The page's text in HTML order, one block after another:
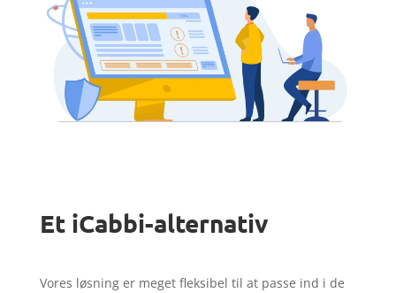
Et iCabbi-alternativ
Vores løsning er meget fleksibel til at passe ind i de